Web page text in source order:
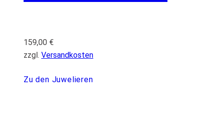
159,00 €
zzgl. Versandkosten
Zu den Juwelieren